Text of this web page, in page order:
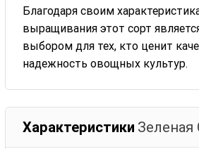
Благодаря своим
выращивания этот сорт
выбором для тех, кто ценит
надежность овощных культур.
Характеристики Зеленая